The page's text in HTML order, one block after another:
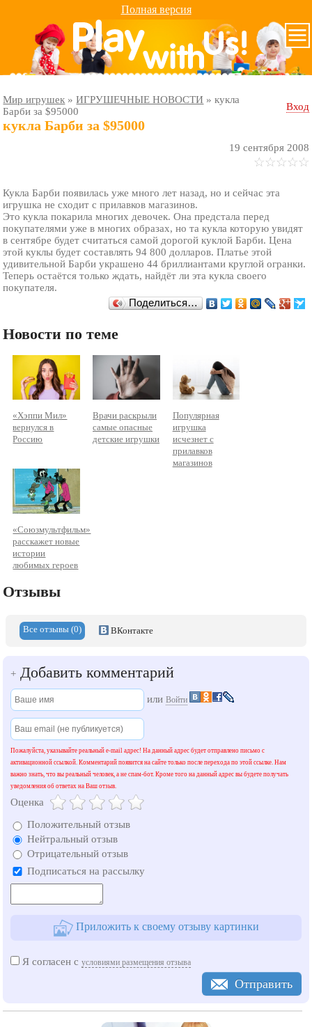
Полная версия
Мир игрушек »ИГРУШЕЧНЫЕ НОВОСТИ »кукла
Барби за $95000
Вход
кукла Барби за $95000
19 сентября 2008
Кукла Барби появилась уже много лет назад, но и сейчас эта
игрушка не сходит с прилавков магазинов.
Это кукла покарила многих девочек. Она предстала перед
покупателями уже в многих образах, но та кукла которую увидят
в сентябре будет считаться самой дорогой куклой Барби. Цена
этой куклы будет составлять 94 800 долларов. Платье этой
удивительной Барби украшено 44 бриллиантами круглой огранки.
Теперь остаётся только ждать, найдёт ли эта кукла своего
покупателя.
Поделиться…
Новости по теме
«Хэппи Мил»
вернулся в
Россию
Врачи раскрыли
самые опасные
детские игрушки
Популярная
игрушка
исчезнет с
прилавков
магазинов
«Союзмультфильм»
расскажет новые
истории
любимых героев
Отзывы
Все отзывы (0) ВКонтакте
+ Добавить комментарий
илиВойти
Пожалуйста, указывайте реальный e-mail адрес! На данный адрес будет отправлено письмо с
активационной ссылкой. Комментарий появится на сайте только после перехода по этой ссылке. Нам
важно знать, что вы реальный человек, а не спам-бот. Кроме того на данный адрес вы будете получать
уведомления об ответах на Ваш отзыв.
Оценка
Положительный отзыв
Нейтральный отзыв
Отрицательный отзыв
Подписаться на рассылку
Приложить к своему отзыву картинки
Я согласен сусловиями размещения отзыва
Отправить